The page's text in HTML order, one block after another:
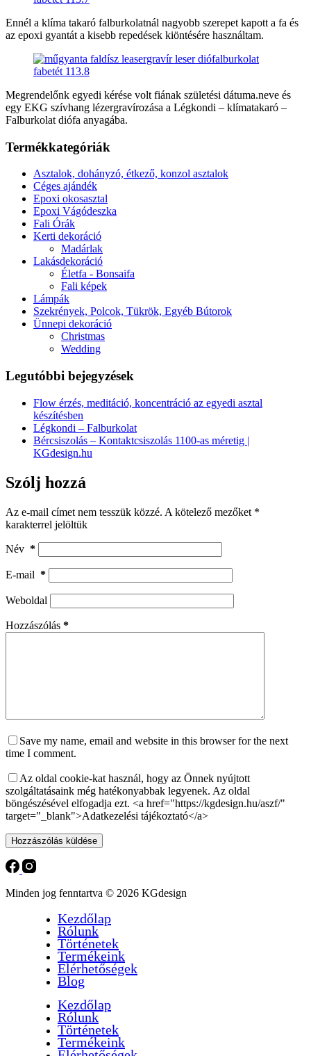
Ennél a klíma takaró falburkolatnál nagyobb szerepet kapott a fa és
az epoxi gyantát a kisebb repedések kiöntésére használtam.
Megrendelőnk egyedi kérése volt fiának születési dátuma.neve és
egy EKG szívhang lézergravírozása a Légkondi – klímatakaró –
Falburkolat diófa anyagába.
Termékkategóriák
Asztalok, dohányzó, étkező, konzol asztalok
Céges ajándék
Epoxi okosasztal
Epoxi Vágódeszka
Fali Órák
Kerti dekoráció
Madárlak
Lakásdekoráció
Életfa - Bonsaifa
Fali képek
Lámpák
Szekrények, Polcok, Tükrök, Egyéb Bútorok
Ünnepi dekoráció
Christmas
Wedding
Legutóbbi bejegyzések
Flow érzés, meditáció, koncentráció az egyedi asztal
készítésben
Légkondi – Falburkolat
Bércsiszolás – Kontaktcsiszolás 1100-as méretig |
KGdesign.hu
Szólj hozzá
Az e-mail címet nem tesszük közzé. A kötelező mezőket *
karakterrel jelöltük
Név *
E-mail *
Weboldal
Hozzászólás *
Save my name, email and website in this browser for the next
time I comment.
Az oldal cookie-kat használ, hogy az Önnek nyújtott
szolgáltatásaink még hatékonyabbak legyenek. Az oldal
böngészésével elfogadja ezt. <a href="https://kgdesign.hu/aszf/"
target="_blank">Adatkezelési tájékoztató</a>
Hozzászólás küldése
Minden jog fenntartva © 2026 KGdesign
Kezdőlap
Rólunk
Történetek
Termékeink
Elérhetőségek
Blog
Kezdőlap
Rólunk
Történetek
Termékeink